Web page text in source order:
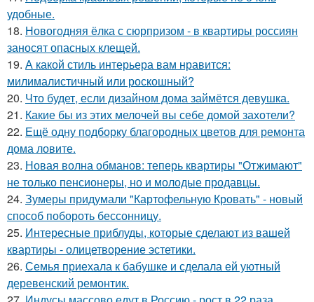
удобные.
18. Новогодняя ёлка с сюрпризом - в квартиры россиян
заносят опасных клещей.
19. А какой стиль интерьера вам нравится:
милималистичный или роскошный?
20. Что будет, если дизайном дома займётся девушка.
21. Какие бы из этих мелочей вы себе домой захотели?
22. Ещё одну подборку благородных цветов для ремонта
дома ловите.
23. Новая волна обманов: теперь квартиры "Отжимают"
не только пенсионеры, но и молодые продавцы.
24. Зумеры придумали "Картофельную Кровать" - новый
способ побороть бессонницу.
25. Интересные приблуды, которые сделают из вашей
квартиры - олицетворение эстетики.
26. Семья приехала к бабушке и сделала ей уютный
деревенский ремонтик.